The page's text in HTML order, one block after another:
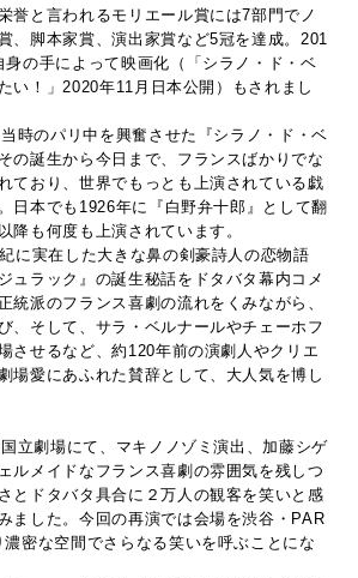
誉と言われるモリエール賞には7部門でノ
、脚本家賞、演出家賞など5冠を達成。201
の手によって映画化（「シラノ・ド・ベ
い！」2020年11月日本公開）もされまし
時のパリ中を興奮させた『シラノ・ド・ベ
の誕生から今日まで、フランスばかりでな
ており、世界でもっとも上演されている戯
日本でも1926年に『白野弁十郎』として翻
降も何度も上演されています。
に実在した大きな鼻の剣豪詩人の恋物語
ュラック』の誕生秘話をドタバタ幕内コメ
統派のフランス喜劇の流れをくみながら、
、そして、サラ・ベルナールやチェーホフ
させるなど、約120年前の演劇人やクリエ
場愛にあふれた賛辞として、大人気を博し
立劇場にて、マキノノゾミ演出、加藤シゲ
ルメイドなフランス喜劇の雰囲気を残しつ
とドタバタ具合に２万人の観客を笑いと感
ました。今回の再演では会場を渋谷・PAR
密な空間でさらなる笑いを呼ぶことにな